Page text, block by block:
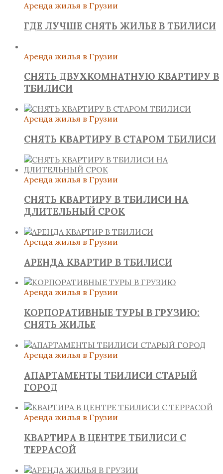
Аренда жилья в Грузии
ГДЕ ЛУЧШЕ СНЯТЬ ЖИЛЬЕ В ТБИЛИСИ
Аренда жилья в Грузии
СНЯТЬ ДВУХКОМНАТНУЮ КВАРТИРУ В
ТБИЛИСИ
Аренда жилья в Грузии
СНЯТЬ КВАРТИРУ В СТАРОМ ТБИЛИСИ
Аренда жилья в Грузии
СНЯТЬ КВАРТИРУ В ТБИЛИСИ НА
ДЛИТЕЛЬНЫЙ СРОК
Аренда жилья в Грузии
АРЕНДА КВАРТИР В ТБИЛИСИ
Аренда жилья в Грузии
КОРПОРАТИВНЫЕ ТУРЫ В ГРУЗИЮ:
СНЯТЬ ЖИЛЬЕ
Аренда жилья в Грузии
АПАРТАМЕНТЫ ТБИЛИСИ СТАРЫЙ
ГОРОД
Аренда жилья в Грузии
КВАРТИРА В ЦЕНТРЕ ТБИЛИСИ С
ТЕРРАСОЙ